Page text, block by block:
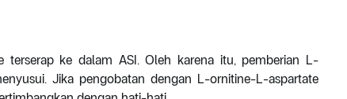
terserap ke dalam ASI. Oleh karena itu, pemberian L-
Jika pengobatan dengan L-ornitine-L-aspartate